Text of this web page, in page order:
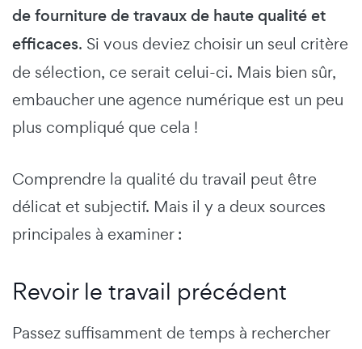
de fourniture de travaux de haute qualité et
efficaces. Si vous deviez choisir un seul critère
de sélection, ce serait celui-ci. Mais bien sûr,
embaucher une agence numérique est un peu
plus compliqué que cela !
Comprendre la qualité du travail peut être
délicat et subjectif. Mais il y a deux sources
principales à examiner :
Revoir le travail précédent
Passez suffisamment de temps à rechercher